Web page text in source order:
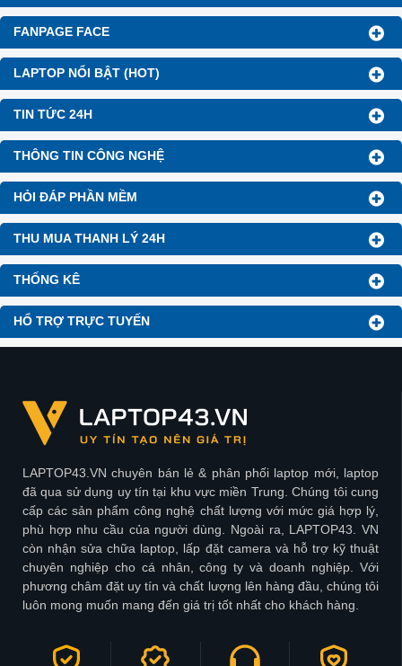
FANPAGE FACE
LAPTOP NỔI BẬT (HOT)
TIN TỨC 24H
THÔNG TIN CÔNG NGHỆ
HỎI ĐÁP PHẦN MỀM
THU MUA THANH LÝ 24H
THỐNG KÊ
HỔ TRỢ TRỰC TUYẾN
LAPTOP43.VN chuyên bán lẻ & phân phối laptop mới, laptop
đã qua sử dụng uy tín tại khu vực miền Trung. Chúng tôi cung
cấp các sản phẩm công nghệ chất lượng với mức giá hợp lý,
phù hợp nhu cầu của người dùng. Ngoài ra, LAPTOP43. VN
còn nhận sửa chữa laptop, lấp đặt camera và hỗ trợ kỹ thuật
chuyên nghiệp cho cá nhân, công ty và doanh nghiệp. Với
phương châm đặt uy tín và chất lượng lên hàng đầu, chúng tôi
luôn mong muốn mang đến giá trị tốt nhất cho khách hàng.